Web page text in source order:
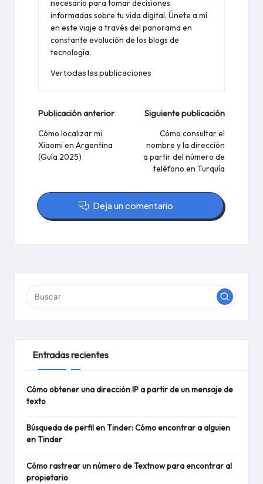
necesario para tomar decisiones
informadas sobre tu vida digital. Únete a mí
en este viaje a través del panorama en
constante evolución de los blogs de
tecnología.
Ver todas las publicaciones
Navegación
de
entradas
Publicación anterior
Cómo localizar mi
Xiaomi en Argentina
(Guía 2025)
Siguiente publicación
Cómo consultar el
nombre y la dirección
a partir del número de
teléfono en Turquía
Deja un comentario
Entradas recientes
Cómo obtener una dirección IP a partir de un mensaje de
texto
Búsqueda de perfil en Tinder: Cómo encontrar a alguien
en Tinder
Cómo rastrear un número de Textnow para encontrar al
propietario